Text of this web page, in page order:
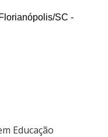
SC -
Educação